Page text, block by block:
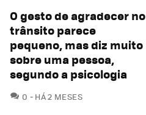
O gesto de agradecer no
trânsito parece
pequeno, mas diz muito
sobre uma pessoa,
segundo a psicologia
0 COMENTÁRIOS
HÁ 2 MESES